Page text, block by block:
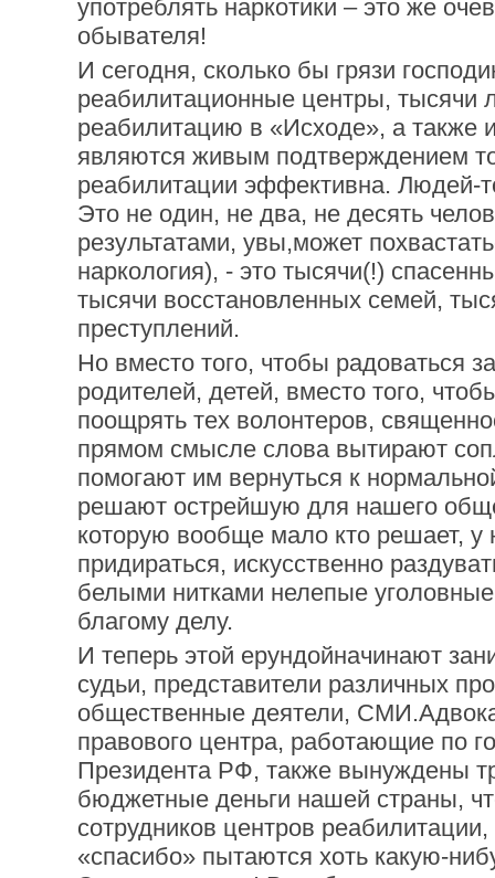
употреблять наркотики – это же
обывателя!
И сегодня, сколько бы грязи
реабилитационные центры,
реабилитацию в «Исходе», а также
являются живым подтверждением
реабилитации эффективна. Людей-
Это не один, не два, не десять
результатами, увы,может
наркология), - это тысячи(!)
тысячи восстановленных семей,
преступлений.
Но вместо того, чтобы радоваться
родителей, детей, вместо того,
поощрять тех волонтеров,
прямом смысле слова вытирают
помогают им вернуться к
решают острейшую для нашего
которую вообще мало кто решает, у
придираться, искусственно
белыми нитками нелепые
благому делу.
И теперь этой ерундойначинают
судьи, представители различных
общественные деятели,
правового центра, работающие по
Президента РФ, также вынуждены
бюджетные деньги нашей страны,
сотрудников центров
«спасибо» пытаются хоть какую-